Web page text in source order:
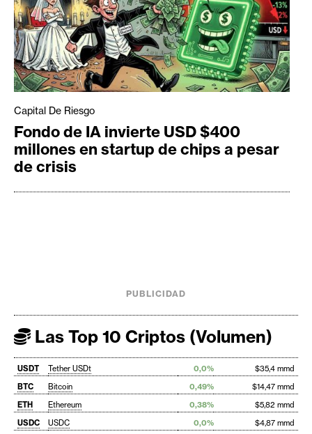
Capital De Riesgo
Fondo de IA invierte USD $400
millones en startup de chips a pesar
de crisis
PUBLICIDAD
Las Top 10 Criptos (Volumen)
USDT Tether USDt 0,0%
$35,4 mmd
BTC
Bitcoin 0,49%
$14,47 mmd
ETH
Ethereum 0,38%
$5,82 mmd
USDC
USDC 0,0%
$4,87 mmd